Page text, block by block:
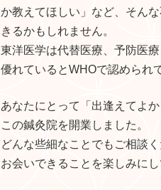
か教えてほしい」など、そん
きるかもしれません。
東洋医学は代替医療、予防医
優れているとWHOで認められ
あなたにとって「出逢えてよ
この鍼灸院を開業しました。
どんな些細なことでもご相談
お会いできることを楽しみに